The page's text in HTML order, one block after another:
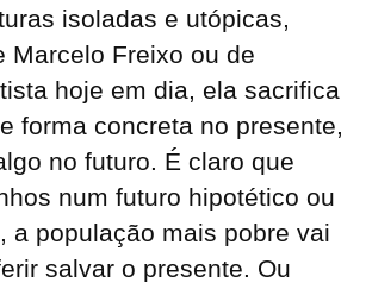
isoladas e utópicas,
Marcelo Freixo ou de
hoje em dia, ela sacrifica
forma concreta no presente,
no futuro. É claro que
num futuro hipotético ou
a população mais pobre vai
salvar o presente. Ou